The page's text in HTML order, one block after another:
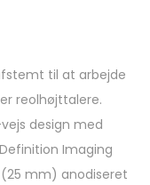
til at arbejde
reolhøjttalere.
design med
Imaging
mm) anodiseret